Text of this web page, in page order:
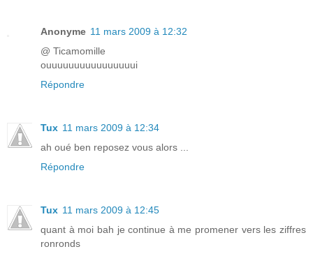
Anonyme 11 mars 2009 à 12:32
@ Ticamomille
ouuuuuuuuuuuuuuuui
Répondre
Tux 11 mars 2009 à 12:34
ah oué ben reposez vous alors ...
Répondre
Tux 11 mars 2009 à 12:45
quant à moi bah je continue à me promener vers les ziffres
ronronds